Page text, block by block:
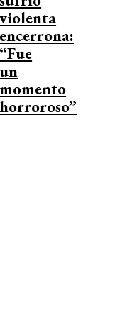
violenta
encerrona:
“Fue
un
momento
horroroso”